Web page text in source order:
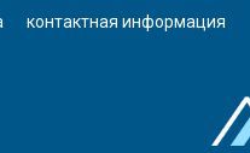
контактная информация